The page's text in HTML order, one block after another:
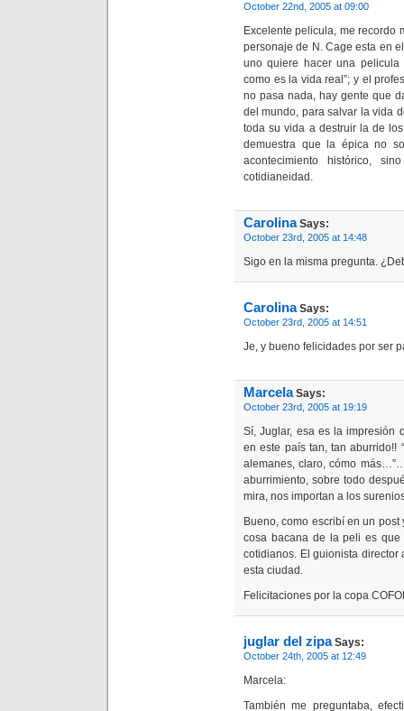
October 22nd, 2005 at 09:00
Excelente pelicula, me recordo
personaje de N. Cage esta en
uno quiere hacer una
como es la vida real”; y el
no pasa nada, hay gente que
del mundo, para salvar la vida
toda su vida a destruir la de
demuestra que la épica no
acontecimiento histórico,
cotidianeidad.
CarolinaSays:
October 23rd, 2005 at 14:48
Sigo en la misma pregunta.
CarolinaSays:
October 23rd, 2005 at 14:51
Je, y bueno felicidades por ser
MarcelaSays:
October 23rd, 2005 at 19:19
Sí, Juglar, esa es la impresión
en este país tan, tan aburrido!!
alemanes, claro, cómo
aburrimiento, sobre todo
mira, nos importan a los
Bueno, como escribí en un
cosa bacana de la peli es
cotidianos. El guionista
esta ciudad.
Felicitaciones por la copa
juglar del zipaSays:
October 24th, 2005 at 12:49
Marcela:
También me preguntaba,